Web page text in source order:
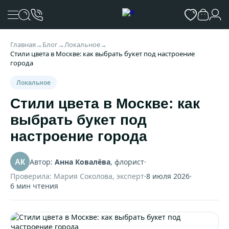
Главная→ Блог→Локальное→
Стили цвета в Москве: как выбрать букет под настроение
города
Локальное
Стили цвета в Москве: как
выбрать букет под
настроение города
АК Автор: Анна Ковалёва, флорист·
Проверила: Мария Соколова, эксперт·8 июля 2026·
6 мин чтения